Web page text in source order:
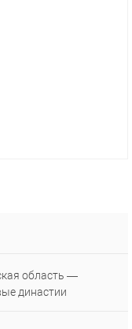
область —
династии